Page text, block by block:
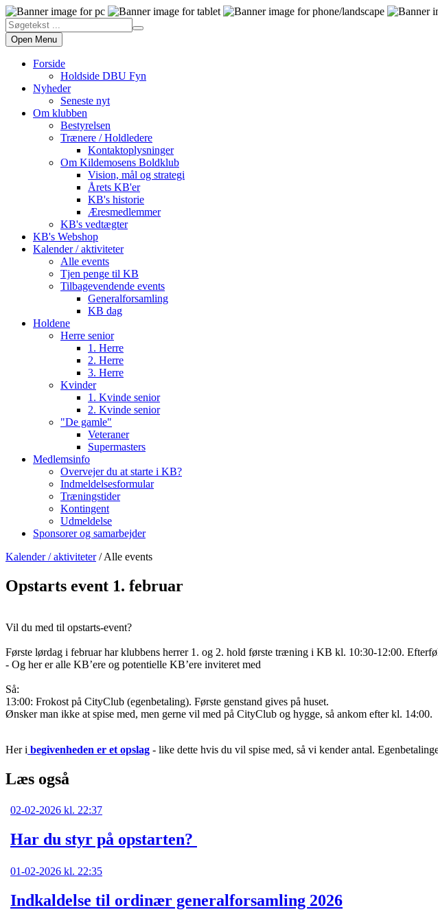
Open Menu
Forside
Holdside DBU Fyn
Nyheder
Seneste nyt
Om klubben
Bestyrelsen
Trænere / Holdledere
Kontaktoplysninger
Om Kildemosens Boldklub
Vision, mål og strategi
Årets KB'er
KB's historie
Æresmedlemmer
KB's vedtægter
KB's Webshop
Kalender / aktiviteter
Alle events
Tjen penge til KB
Tilbagevendende events
Generalforsamling
KB dag
Holdene
Herre senior
1. Herre
2. Herre
3. Herre
Kvinder
1. Kvinde senior
2. Kvinde senior
"De gamle"
Veteraner
Supermasters
Medlemsinfo
Overvejer du at starte i KB?
Indmeldelsesformular
Træningstider
Kontingent
Udmeldelse
Sponsorer og samarbejder
Kalender / aktiviteter/ Alle events
Opstarts event 1. februar
Vil du med til opstarts-event?
Første lørdag i februar har klubbens herrer 1. og 2. hold første træning i KB kl. 10:30-12:00.
- Og her er alle KB’ere og potentielle KB’ere inviteret med
Så:
13:00: Frokost på CityClub (egenbetaling). Første genstand gives på huset.
Ønsker man ikke at spise med, men gerne vil med på CityClub og hygge, så ankom efter kl. 14:00.
Her i begivenheden er et opslag - like dette hvis du vil spise med, så vi kender antal.
Læs også
02-02-2026 kl. 22:37
Har du styr på opstarten?
01-02-2026 kl. 22:35
Indkaldelse til ordinær generalforsamling 2026